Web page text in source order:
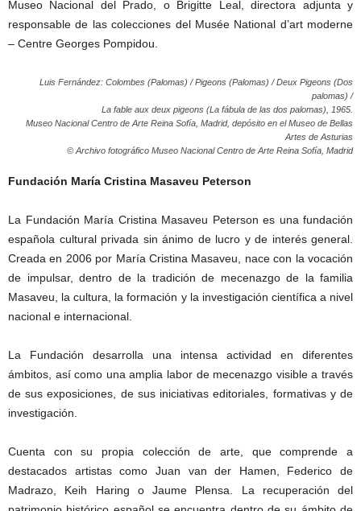
Museo Nacional del Prado, o Brigitte Leal, directora adjunta y
responsable de las colecciones del Musée National d’art moderne
– Centre Georges Pompidou.
Luis Fernández: Colombes (Palomas) / Pigeons (Palomas) / Deux Pigeons (Dos
palomas) /
La fable aux deux pigeons (La fábula de las dos palomas), 1965.
Museo Nacional Centro de Arte Reina Sofía, Madrid, depósito en el Museo de Bellas
Artes de Asturias
© Archivo fotográfico Museo Nacional Centro de Arte Reina Sofía, Madrid
Fundación María Cristina Masaveu Peterson
La Fundación María Cristina Masaveu Peterson es una fundación
española cultural privada sin ánimo de lucro y de interés general.
Creada en 2006 por María Cristina Masaveu, nace con la vocación
de impulsar, dentro de la tradición de mecenazgo de la familia
Masaveu, la cultura, la formación y la investigación científica a nivel
nacional e internacional.
La Fundación desarrolla una intensa actividad en diferentes
ámbitos, así como una amplia labor de mecenazgo visible a través
de sus exposiciones, de sus iniciativas editoriales, formativas y de
investigación.
Cuenta con su propia colección de arte, que comprende a
destacados artistas como Juan van der Hamen, Federico de
Madrazo, Keih Haring o Jaume Plensa. La recuperación del